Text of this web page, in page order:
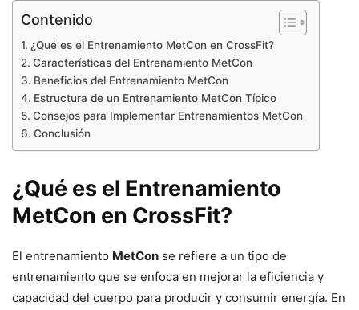
Contenido
¿Qué es el Entrenamiento MetCon en CrossFit?
Características del Entrenamiento MetCon
Beneficios del Entrenamiento MetCon
Estructura de un Entrenamiento MetCon Típico
Consejos para Implementar Entrenamientos MetCon
Conclusión
¿Qué es el Entrenamiento
MetCon en CrossFit?
El entrenamiento MetCon se refiere a un tipo de
entrenamiento que se enfoca en mejorar la eficiencia y
capacidad del cuerpo para producir y consumir energía. En